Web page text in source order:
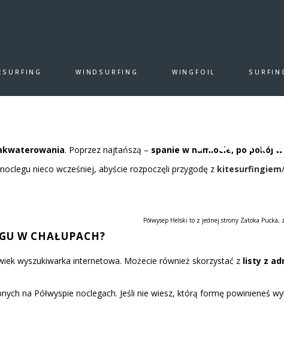
WINDSURFING WINGFOIL
w Chałupach
na
. Poprzez najtańszą – spanie w namiocie, po pokój
nieco wcześniej, abyście rozpoczęli przygodę z kitesurfingiem/
Półwysep Helski to z jednej strony Zatoka
W CHAŁUPACH?
wyszukiwarka internetowa. Możecie również skorzystać z listy z
na Półwyspie noclegach. Jeśli nie wiesz, którą formę powinieneś